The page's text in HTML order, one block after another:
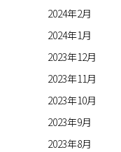
2024年2月
2024年1月
2023年12月
2023年11月
2023年10月
2023年9月
2023年8月